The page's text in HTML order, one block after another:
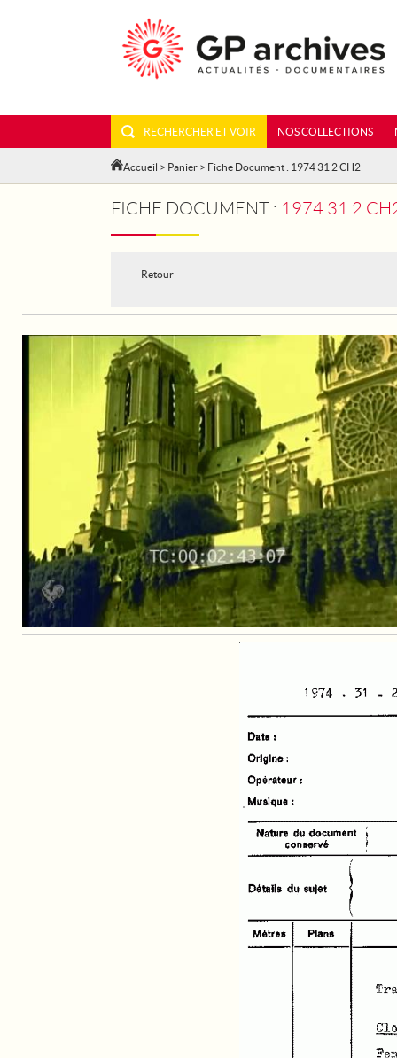
RECHERCHER ET VOIR NOS COLLECTIONS
Accueil > Panier > Fiche Document : 1974 31 2 CH2
FICHE DOCUMENT : 1974 31 2
Retour